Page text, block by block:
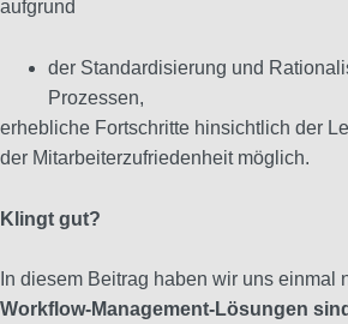
aufgrund
der Standardisierung und
Prozessen,
erhebliche Fortschritte hinsichtlich der
der Mitarbeiterzufriedenheit möglich.
Klingt gut?
In diesem Beitrag haben wir uns einmal
Workflow-Management-Lösungen sind